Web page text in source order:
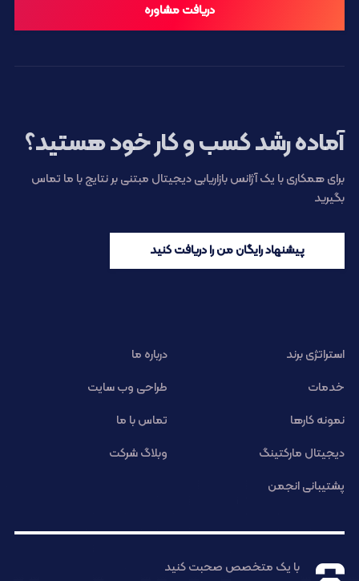
دریافت مشاوره
آماده رشد کسب و کار خود هستید؟
برای همکاری با یک آژانس بازاریابی دیجیتال مبتنی بر نتایج با ما تماس
بگیرید
پیشنهاد رایگان من را دریافت کنید
استراتژی برند
درباره ما
خدمات
طراحی وب سایت
نمونه کارها
تماس با ما
دیجیتال مارکتینگ
وبلاگ شرکت
پشتیبانی انجمن
با یک متخصص صحبت کنید